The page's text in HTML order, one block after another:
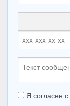
Я согласен с